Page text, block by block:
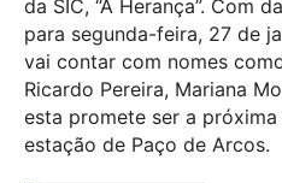
da SIC, “A Herança”. Com
para segunda-feira, 27 de
vai contar com nomes
Ricardo Pereira, Mariana
esta promete ser a
estação de Paço de Arcos.